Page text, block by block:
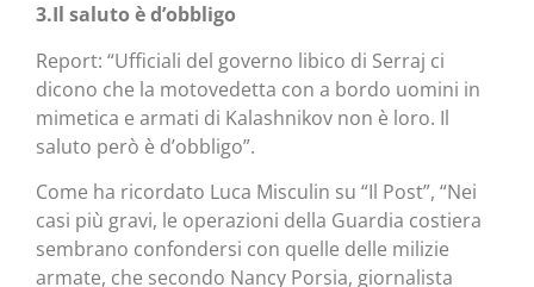
3.Il saluto è d’obbligo
Report: “Ufficiali del governo libico di Serraj ci
dicono che la motovedetta con a bordo uomini in
mimetica e armati di Kalashnikov non è loro. Il
saluto però è d’obbligo”.
Come ha ricordato Luca Misculin su “Il Post”, “Nei
casi più gravi, le operazioni della Guardia costiera
sembrano confondersi con quelle delle milizie
armate, che secondo Nancy Porsia, giornalista